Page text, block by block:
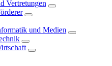
Vertretungen
und Medien